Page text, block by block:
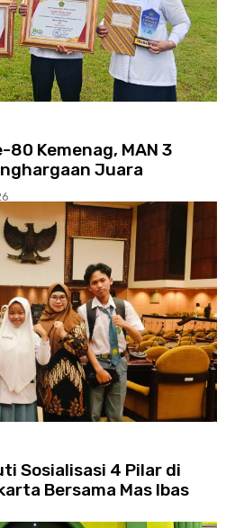
80 Kemenag, MAN 3
Juara
Sosialisasi 4 Pilar di
Bersama Mas Ibas